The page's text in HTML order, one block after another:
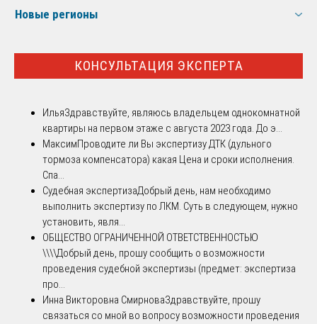
Новые регионы
КОНСУЛЬТАЦИЯ ЭКСПЕРТА
ИльяЗдравствуйте, являюсь владельцем однокомнатной
квартиры на первом этаже с августа 2023 года. До э...
МаксимПроводите ли Вы экспертизу ДТК (дульного
тормоза компенсатора) какая Цена и сроки исполнения.
Спа...
Судебная экспертизаДобрый день, нам необходимо
выполнить экспертизу по ЛКМ. Суть в следующем, нужно
установить, явля...
ОБЩЕСТВО ОГРАНИЧЕННОЙ ОТВЕТСТВЕННОСТЬЮ
\\\\Добрый день, прошу сообщить о возможности
проведения судебной экспертизы (предмет: экспертиза
про...
Инна Викторовна СмирноваЗдравствуйте, прошу
связаться со мной во вопросу возможности проведения